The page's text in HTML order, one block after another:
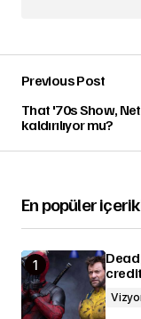
Previous Post
That '70s Show,
kaldırılıyor mu?
En popüler